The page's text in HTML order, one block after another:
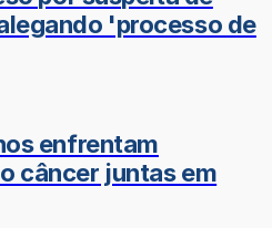
'processo de
enfrentam
câncer juntas em